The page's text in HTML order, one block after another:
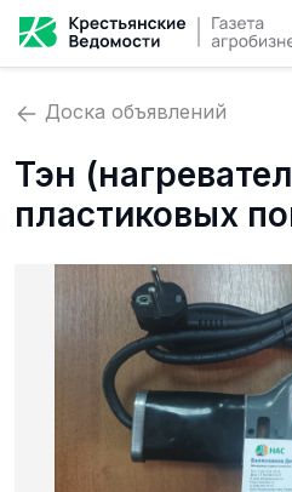
Доска объявлений
Тэн
пластиковых